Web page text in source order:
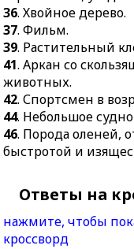
36. Хвойное дерево.
37. Фильм.
39. Растительный
41. Аркан со
животных.
42. Спортсмен в
44. Небольшое
46. Порода оленей,
быстротой и
Ответы на
нажмите, чтобы
кроссворд